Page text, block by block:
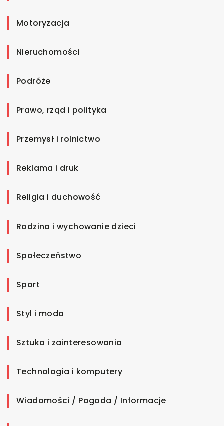
Motoryzacja
Nieruchomości
Podróże
Prawo, rząd i polityka
Przemysł i rolnictwo
Reklama i druk
Religia i duchowość
Rodzina i wychowanie dzieci
Społeczeństwo
Sport
Styl i moda
Sztuka i zainteresowania
Technologia i komputery
Wiadomości / Pogoda / Informacje